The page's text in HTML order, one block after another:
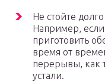
Не стойте
Например,
приготовить
время от
перерывы, как
устали.